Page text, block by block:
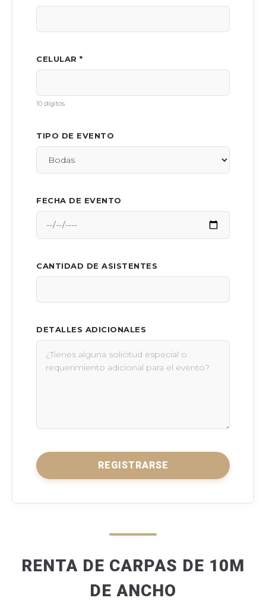
CELULAR *
10 dígitos
TIPO DE EVENTO
FECHA DE EVENTO
CANTIDAD DE ASISTENTES
DETALLES ADICIONALES
REGISTRARSE
RENTA DE CARPAS DE 10M
DE ANCHO